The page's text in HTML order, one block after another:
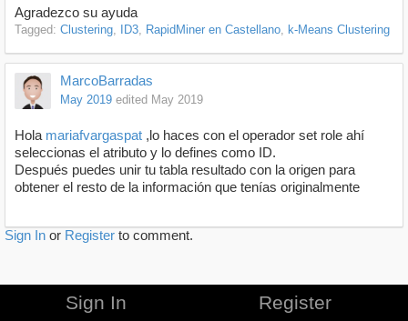
Agradezco su ayuda
Tagged: Clustering ID3 RapidMiner en Castellano k-Means Clustering
MarcoBarradas
May 2019 edited May 2019
Hola mariafvargaspat ,lo haces con el operador set role ahí
seleccionas el atributo y lo defines como ID.
Después puedes unir tu tabla resultado con la origen para
obtener el resto de la información que tenías originalmente
Sign In or Register to comment.
Sign In Register